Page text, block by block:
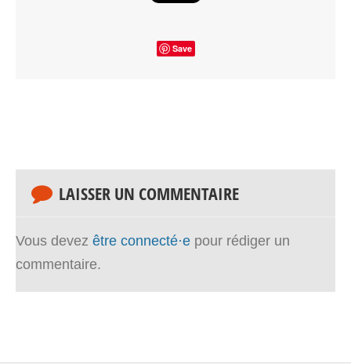
Save
LAISSER UN COMMENTAIRE
Vous devez être connecté·e pour rédiger un
commentaire.